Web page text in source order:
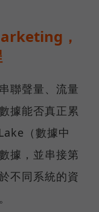
，
聯聲量、流量
據能否真正累
（數據中
據，並串接第
不同系統的資